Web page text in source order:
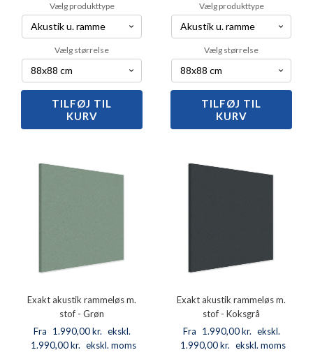
Vælg produkttype
Vælg størrelse
Exakt
akustik
rammeløs
-
TILFØJ TIL
KURV
Vælg produkttype
Vælg størrelse
Exakt
akustik
rammeløs
-
TILFØJ TIL
KURV
Exakt akustik rammeløs m.
stof - Grøn
Fra
1.990,00kr. ekskl.
moms
1.990,00kr. ekskl. moms
Exakt akustik rammeløs m.
stof - Koksgrå
Fra
1.990,00kr. ekskl.
moms
1.990,00kr. ekskl. moms